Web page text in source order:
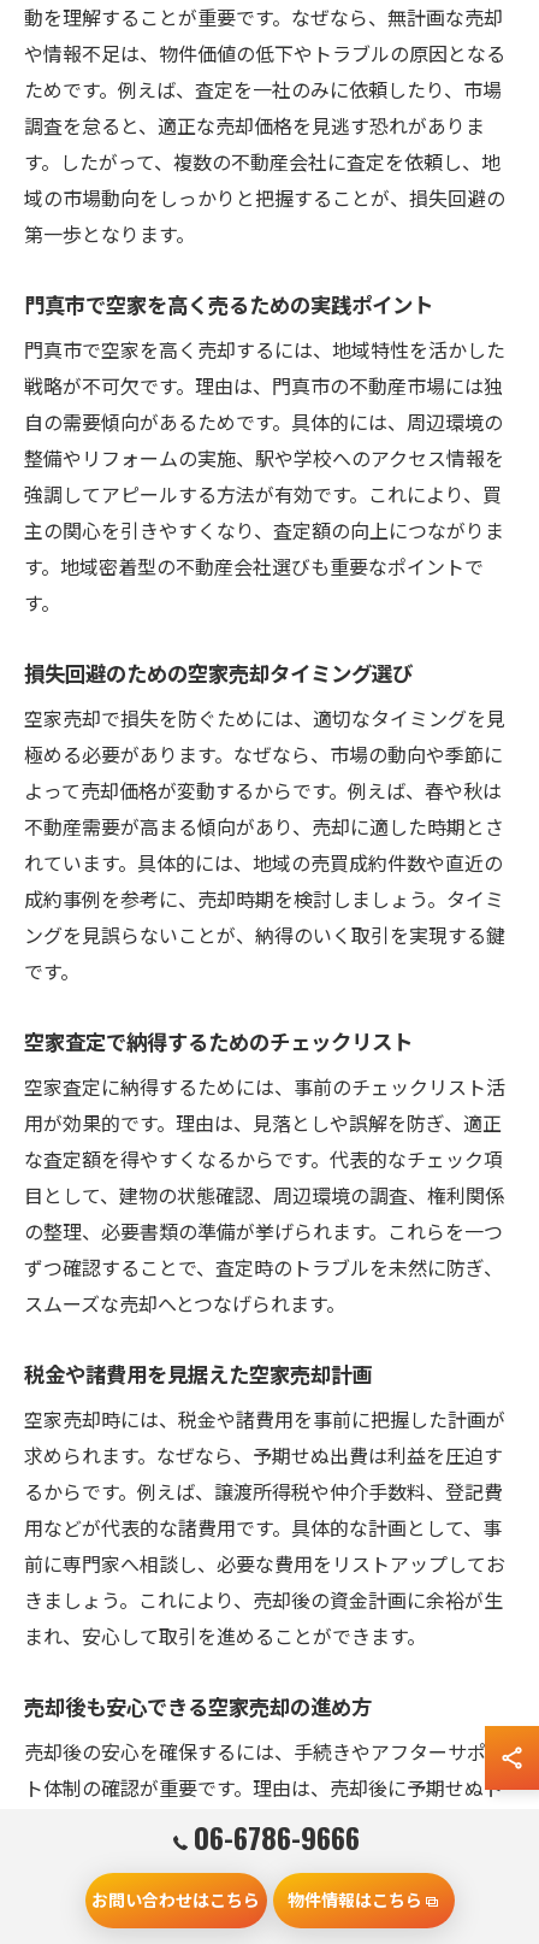
動を理解することが重要です。なぜなら、無計画な売却
や情報不足は、物件価値の低下やトラブルの原因となる
ためです。例えば、査定を一社のみに依頼したり、市場
調査を怠ると、適正な売却価格を見逃す恐れがありま
す。したがって、複数の不動産会社に査定を依頼し、地
域の市場動向をしっかりと把握することが、損失回避の
第一歩となります。
門真市で空家を高く売るための実践ポイント
門真市で空家を高く売却するには、地域特性を活かした
戦略が不可欠です。理由は、門真市の不動産市場には独
自の需要傾向があるためです。具体的には、周辺環境の
整備やリフォームの実施、駅や学校へのアクセス情報を
強調してアピールする方法が有効です。これにより、買
主の関心を引きやすくなり、査定額の向上につながりま
す。地域密着型の不動産会社選びも重要なポイントで
す。
損失回避のための空家売却タイミング選び
空家売却で損失を防ぐためには、適切なタイミングを見
極める必要があります。なぜなら、市場の動向や季節に
よって売却価格が変動するからです。例えば、春や秋は
不動産需要が高まる傾向があり、売却に適した時期とさ
れています。具体的には、地域の売買成約件数や直近の
成約事例を参考に、売却時期を検討しましょう。タイミ
ングを見誤らないことが、納得のいく取引を実現する鍵
です。
空家査定で納得するためのチェックリスト
空家査定に納得するためには、事前のチェックリスト活
用が効果的です。理由は、見落としや誤解を防ぎ、適正
な査定額を得やすくなるからです。代表的なチェック項
目として、建物の状態確認、周辺環境の調査、権利関係
の整理、必要書類の準備が挙げられます。これらを一つ
ずつ確認することで、査定時のトラブルを未然に防ぎ、
スムーズな売却へとつなげられます。
税金や諸費用を見据えた空家売却計画
空家売却時には、税金や諸費用を事前に把握した計画が
求められます。なぜなら、予期せぬ出費は利益を圧迫す
るからです。例えば、譲渡所得税や仲介手数料、登記費
用などが代表的な諸費用です。具体的な計画として、事
前に専門家へ相談し、必要な費用をリストアップしてお
きましょう。これにより、売却後の資金計画に余裕が生
まれ、安心して取引を進めることができます。
売却後も安心できる空家売却の進め方
売却後の安心を確保するには、手続きやアフターサポー
ト体制の確認が重要です。理由は、売却後に予期せぬト
ラブルが発生する場合があるためです。具体的な進め方
として、売買契約内容を十分に理解し、引き渡し後の対
応についても不動産会社と事前に確認しましょう。ま
た、売却後の税務申告や必要な届出も忘れずに実施する
06-6786-9666
お問い合わせはこちら 物件情報はこちら